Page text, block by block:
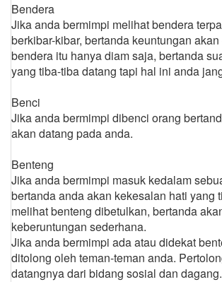
Bendera
Jika anda bermimpi melihat bendera
berkibar-kibar, bertanda keuntungan akan
bendera itu hanya diam saja, bertanda
yang tiba-tiba datang tapi hal ini anda
Benci
Jika anda bermimpi dibenci orang
akan datang pada anda.
Benteng
Jika anda bermimpi masuk kedalam
bertanda anda akan kekesalan hati yang
melihat benteng dibetulkan, bertanda
keberuntungan sederhana.
Jika anda bermimpi ada atau didekat
ditolong oleh teman-teman anda.
datangnya dari bidang sosial dan dagang.